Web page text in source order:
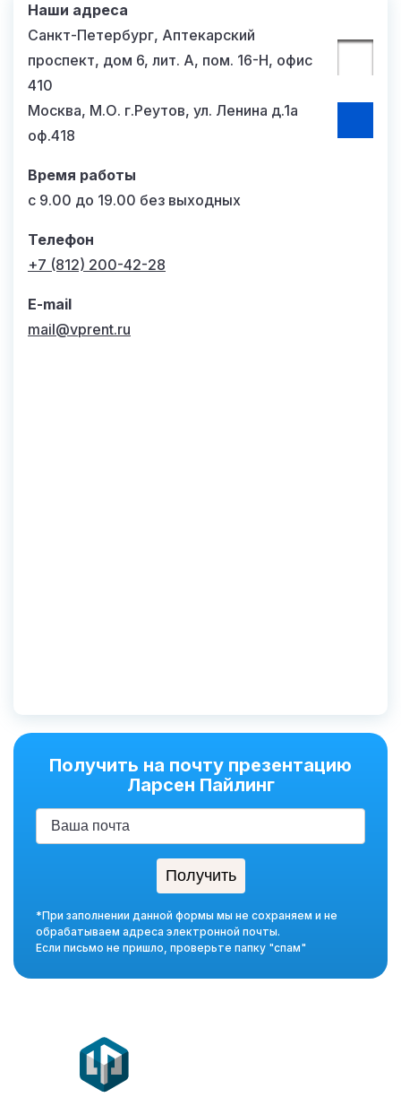
Наши адреса
Санкт-Петербург, Аптекарский
проспект, дом 6, лит. А, пом. 16-Н, офис
410
Москва, М.О. г.Реутов, ул. Ленина д.1а
оф.418
Время работы
с 9.00 до 19.00 без выходных
Телефон
+7 (812) 200-42-28
E-mail
mail@vprent.ru
Получить на почту презентацию
Ларсен Пайлинг
*При заполнении данной формы мы не сохраняем и не
обрабатываем адреса электронной почты.
Если письмо не пришло, проверьте папку "спам"